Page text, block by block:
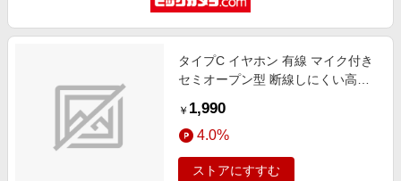
タイプC イヤホン 有線 マイク付き
セミオープン型 断線しにくい高耐
C ポート搭載 iPhone iPad Pixel
AQUOS Xperia Galaxy Android 他
対応 】 シルバー シルバー EHP-
DF13IMSV [インナーイヤー型
￥ 1,990
4.0%
ストアにすすむ